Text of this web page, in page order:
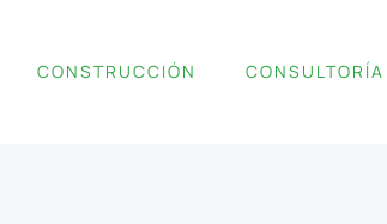
CONSTRUCCIÓN CONSULTORÍA